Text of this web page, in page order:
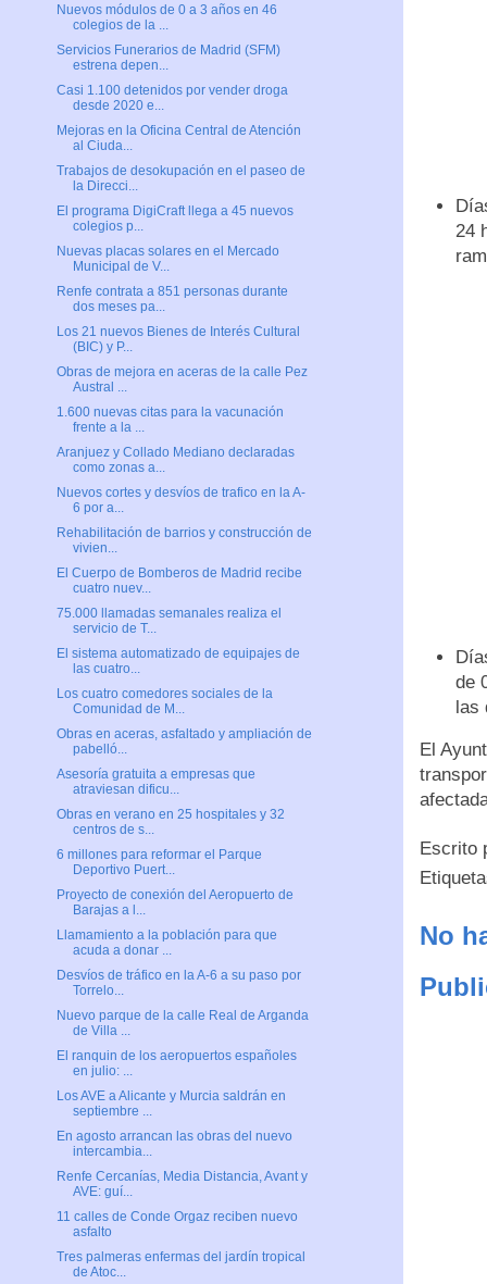
24
de
las
El
Escrito
No
Nuevos módulos de 0 a 3 años en 46
colegios de la ...
Servicios Funerarios de Madrid (SFM)
estrena depen...
Casi 1.100 detenidos por vender droga
desde 2020 e...
Mejoras en la Oficina Central de Atención
al Ciuda...
Trabajos de desokupación en el paseo de
la Direcci...
El programa DigiCraft llega a 45 nuevos
colegios p...
Nuevas placas solares en el Mercado
Municipal de V...
Renfe contrata a 851 personas durante
dos meses pa...
Los 21 nuevos Bienes de Interés Cultural
(BIC) y P...
Obras de mejora en aceras de la calle Pez
Austral ...
1.600 nuevas citas para la vacunación
frente a la ...
Aranjuez y Collado Mediano declaradas
como zonas a...
Nuevos cortes y desvíos de trafico en la A-
6 por a...
Rehabilitación de barrios y construcción de
vivien...
El Cuerpo de Bomberos de Madrid recibe
cuatro nuev...
75.000 llamadas semanales realiza el
servicio de T...
El sistema automatizado de equipajes de
las cuatro...
Los cuatro comedores sociales de la
Comunidad de M...
Obras en aceras, asfaltado y ampliación de
pabelló...
Asesoría gratuita a empresas que
atraviesan dificu...
Obras en verano en 25 hospitales y 32
centros de s...
6 millones para reformar el Parque
Deportivo Puert...
Proyecto de conexión del Aeropuerto de
Barajas a l...
Llamamiento a la población para que
acuda a donar ...
Desvíos de tráfico en la A-6 a su paso por
Torrelo...
Nuevo parque de la calle Real de Arganda
de Villa ...
El ranquin de los aeropuertos españoles
en julio: ...
Los AVE a Alicante y Murcia saldrán en
septiembre ...
En agosto arrancan las obras del nuevo
intercambia...
Renfe Cercanías, Media Distancia, Avant y
AVE: guí...
11 calles de Conde Orgaz reciben nuevo
asfalto
Tres palmeras enfermas del jardín tropical
de Atoc...